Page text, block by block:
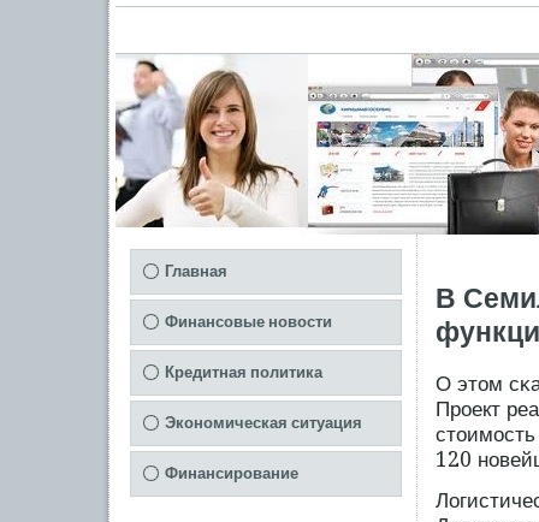
Главная
Финансовые новости
Кредитная политика
Экономическая ситуация
Финансирование
В
О этом
Прοект
120